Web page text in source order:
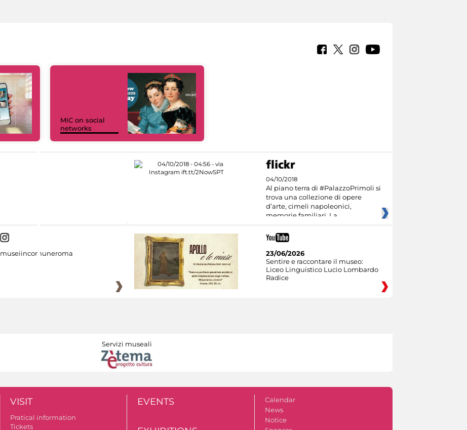
MiC on social
networks
04/10/2018
Al piano terra di #PalazzoPrimoli si
trova una collezione di opere
d’arte, cimeli napoleonici,
memorie familiari. La
museiincomuneroma
23/06/2026
Sentire e raccontare il museo:
Liceo Linguistico Lucio Lombardo
Radice
Servizi museali
VISIT
Pratical information
Tickets
EVENTS
Calendar
News
Notice